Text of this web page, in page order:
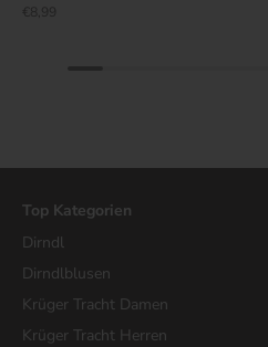
€8,99
Top Kategorien
Dirndl
Dirndlblusen
Krüger Tracht Damen
Krüger Tracht Herren